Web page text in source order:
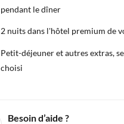
pendant le dîner
2 nuits dans l'hôtel premium de
Petit-déjeuner et autres extras,
choisi
Besoin d’aide ?